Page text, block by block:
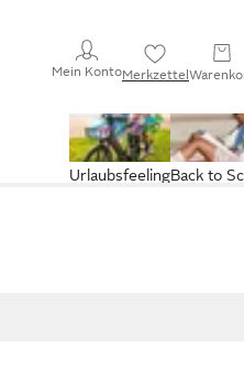
Mein KontoMerkzettel
Back to
Urlaubsfeeling